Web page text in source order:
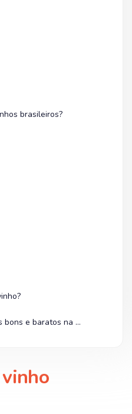
brasileiros?
Encontre vinhos brasileiros bons e baratos na Shopee